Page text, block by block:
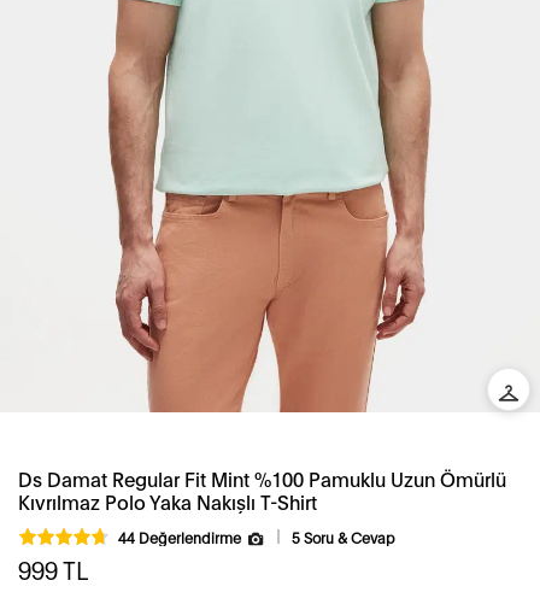
Ds Damat Regular Fit Mint %100 Pamuklu Uzun Ömürlü
Kıvrılmaz Polo Yaka Nakışlı T-Shirt
44 Değerlendirme 5 Soru & Cevap
999TL